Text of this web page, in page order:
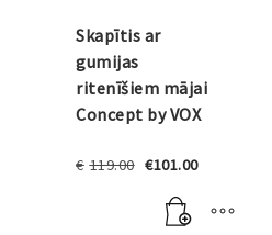
Skapītis ar
gumijas
ritenīšiem mājai
Concept by VOX
€ 119.00 Original
was:
€119.00.
€101.00Current
is:
€101.00.